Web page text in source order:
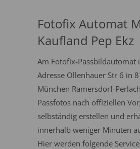
Fotofix Automat
Kaufland Pep Ekz
Am Fotofix-Passbildautomat
Adresse Ollenhauer Str 6 in
München Ramersdorf-
Passfotos nach offiziellen
selbständig erstellen und
innerhalb weniger Minuten
Hier werden folgende